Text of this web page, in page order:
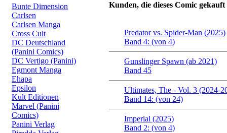
Bunte Dimension
Carlsen
Carlsen Manga
Cross Cult
DC Deutschland
(Panini Comics)
DC Vertigo (Panini)
Egmont Manga
Ehapa
Epsilon
Kult Editionen
Marvel (Panini
Comics)
Panini Verlag
Kunden, die dieses Comic
Predator vs. Spider-Man (2025)
Band 4: (von 4)
Gunslinger Spawn (ab 2021)
Band 45
Ultimates, The - Vol. 3 (2024-
Band 14: (von 24)
Imperial (2025)
Band 2: (von 4)